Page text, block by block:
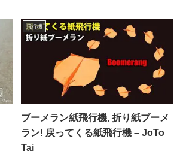
飛行機
ブーメラン紙飛行機, 折り紙ブーメ
ラン! 戻ってくる紙飛行機 – JoTo
Tai